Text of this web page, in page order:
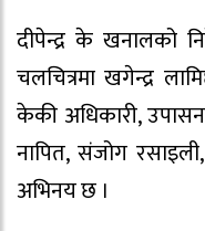
दीपेन्द्र के खनालको
चलचित्रमा खगेन्द्र
केकी अधिकारी,
नापित, संजोग
अभिनय छ ।